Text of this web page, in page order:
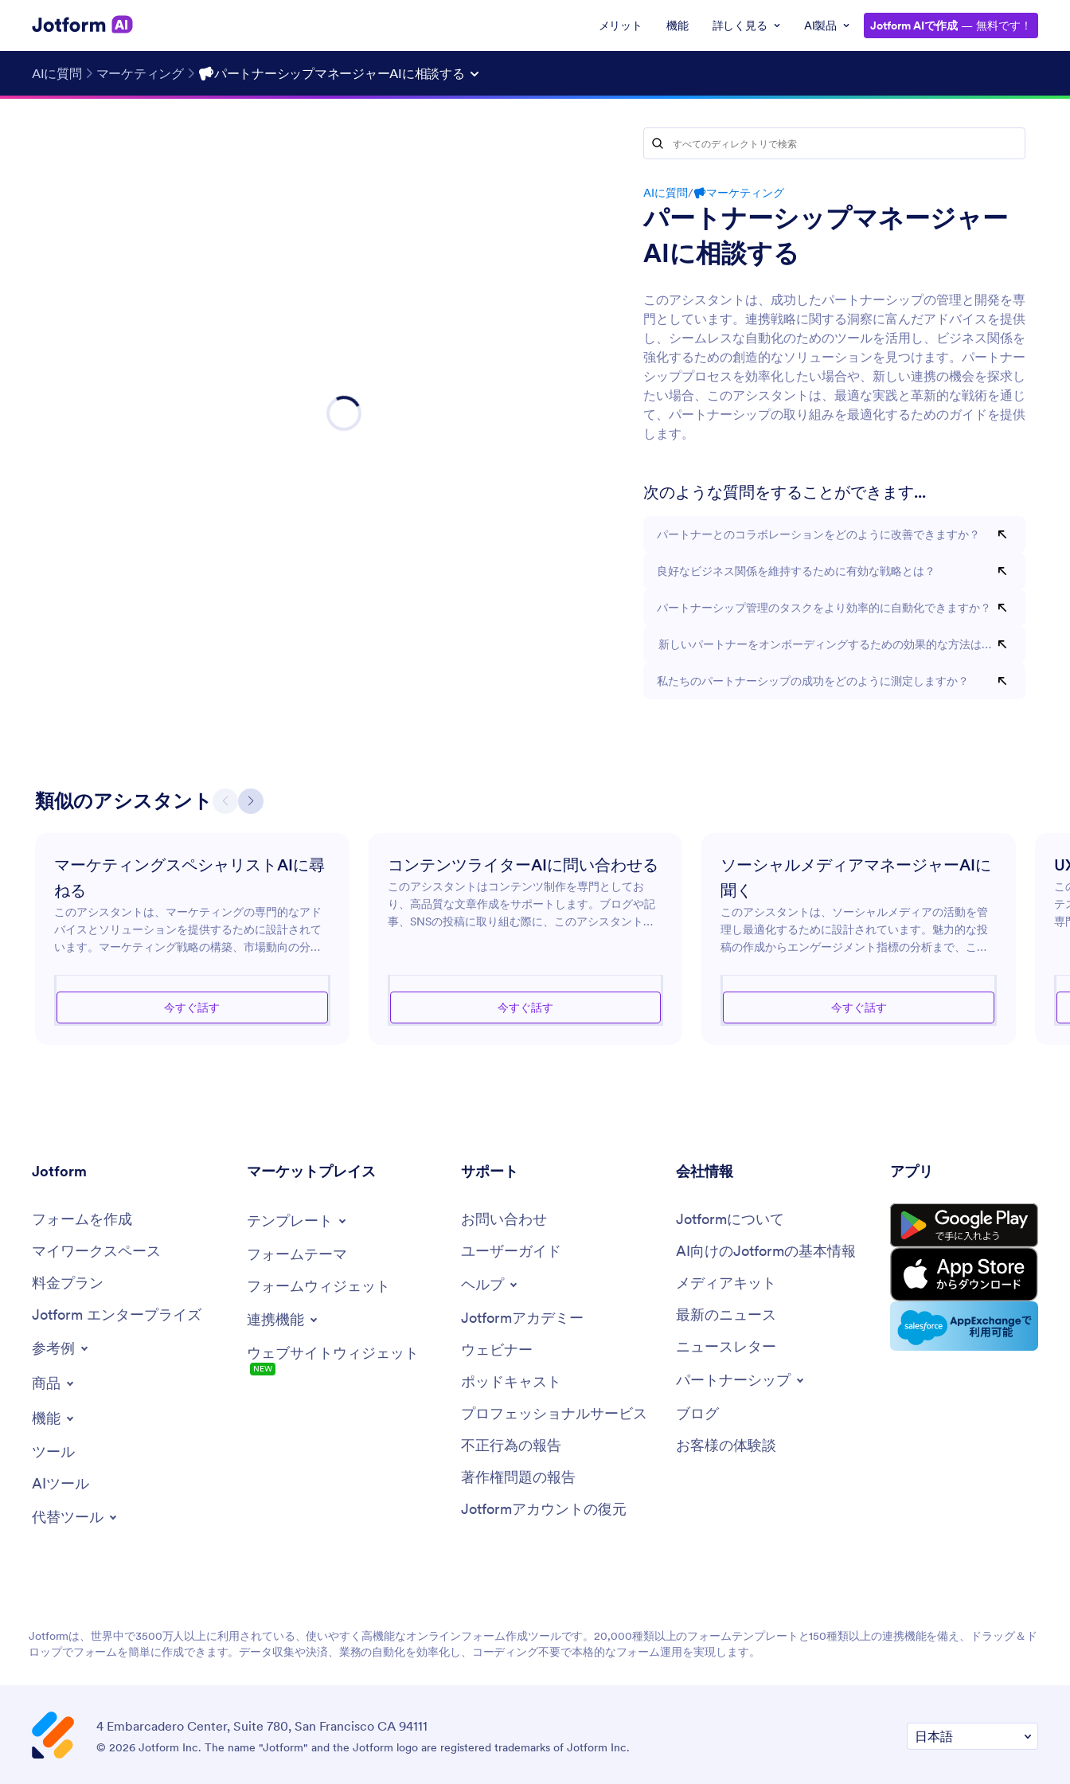
メリット 機能 詳しく見る AI製品 Jotform AIで作成 — 無料です！
AIに質問 マーケティング パートナーシップマネージャーAIに相談する
AIに質問/ マーケティング
パートナーシップマネージャー
AIに相談する
このアシスタントは、成功したパートナーシップの管理と開発を専
門としています。連携戦略に関する洞察に富んだアドバイスを提供
し、シームレスな自動化のためのツールを活用し、ビジネス関係を
強化するための創造的なソリューションを見つけます。パートナー
シッププロセスを効率化したい場合や、新しい連携の機会を探求し
たい場合、このアシスタントは、最適な実践と革新的な戦術を通じ
て、パートナーシップの取り組みを最適化するためのガイドを提供
します。
次のような質問をすることができます...
パートナーとのコラボレーションをどのように改善できますか？
良好なビジネス関係を維持するために有効な戦略とは？
パートナーシップ管理のタスクをより効率的に自動化できますか？
新しいパートナーをオンボーディングするための効果的な方法は何ですか。
私たちのパートナーシップの成功をどのように測定しますか？
類似のアシスタント
マーケティングスペシャリストAIに尋
ねる
このアシスタントは、マーケティングの専門的なアド
バイスとソリューションを提供するために設計されて
います。マーケティング戦略の構築、市場動向の分
との効果的なエンゲージメント方法の模索に関わら
ず、このアシスタントは現代のマーケティングの複雑
今すぐ話す
コンテンツライターAIに問い合わせる
このアシスタントはコンテンツ制作を専門としてお
り、高品質な文章作成をサポートします。ブログや記
事、SNSの投稿に取り組む際に、このアシスタントが
と魅力を兼ね備えていることを保証します。また、文
章構成やスタイルに関するアドバイスも提供し、読者
に伝わるコンテンツ作成 を手伝ってくれます。
今すぐ話す
ソーシャルメディアマネージャーAIに
聞く
このアシスタントは、ソーシャルメディアの活動を管
理し最適化するために設計されています。魅力的な投
稿の作成からエンゲージメント指標の分析まで、この
す。ビジネスとしてリーチを拡大したい場合や、個人
としてオンライン交流を強化したい場合、このアシス
今すぐ話す
こ
テ
専
改
で
Jotform
フォームを作成
マイワークスペース
料金プラン
Jotform エンタープライズ
参考例
商品
機能
ツール
AIツール
代替ツール
マーケットプレイス
テンプレート
フォームテーマ
フォームウィジェット
連携機能
ウェブサイトウィジェット
NEW
サポート
お問い合わせ
ユーザーガイド
ヘルプ
Jotformアカデミー
ウェビナー
ポッドキャスト
プロフェッショナルサービス
不正行為の報告
著作権問題の報告
Jotformアカウントの復元
会社情報
Jotformについて
AI向けのJotformの基本情報
メディアキット
最新のニュース
ニュースレター
パートナーシップ
ブログ
お客様の体験談
アプリ
Jotformは、世界中で3500万人以上に利用されている、使いやすく高機能なオンラインフォーム作成ツールです。20,000種類以上のフォームテンプレートと150種類以上の連携機能を備え、ドラッグ＆ド
ロップでフォームを簡単に作成できます。データ収集や決済、業務の自動化を効率化し、コーディング不要で本格的なフォーム運用を実現します。
4 Embarcadero Center, Suite 780, San Francisco CA 94111
© 2026 Jotform Inc. The name "Jotform" and the Jotform logo are registered trademarks of Jotform Inc.